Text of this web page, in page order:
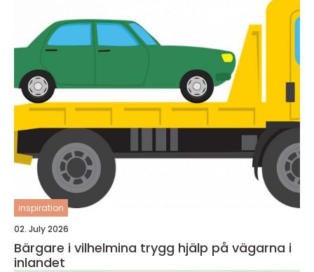
inspiration
02. July 2026
Bärgare i vilhelmina trygg hjälp på vägarna i
inlandet